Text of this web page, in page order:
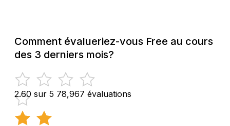
Comment évalueriez-vous Free au cours
des 3 derniers mois?
2.60 sur 5 78,967 évaluations